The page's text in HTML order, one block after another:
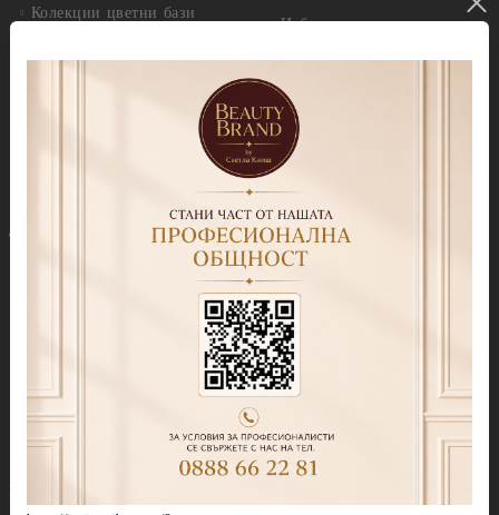
Колекции цветни бази
Топ лакове
Топ лакове с ефекти
Топ лакове за дизайн
Продукти за изграждане
Избери по серия
Callux Серия Лавандула
Callux Серия Манго и
мента
Callux Серия Боровинки
Callux Серия Портокали
Callux Серия PODOLOGIC
Соли за педикюр
Кремове и маски
Скраб
Серуми и лечебни продукти
Препарати за премахване
мъртва кожа